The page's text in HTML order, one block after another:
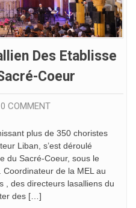
Des Etablisse
Coeur
0 COMMENT
plus de 350 choristes
Liban, s’est déroulé
du Sacré-Coeur, sous le
de la MEL au
, des directeurs lasalliens du
des […]